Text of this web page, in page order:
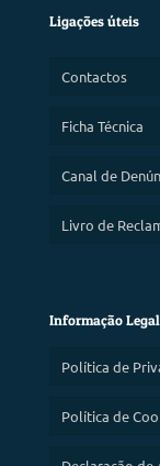
Ligações úteis
Contactos
Ficha Técnica
Canal de
Livro de
Informação Legal
Política de
Política de